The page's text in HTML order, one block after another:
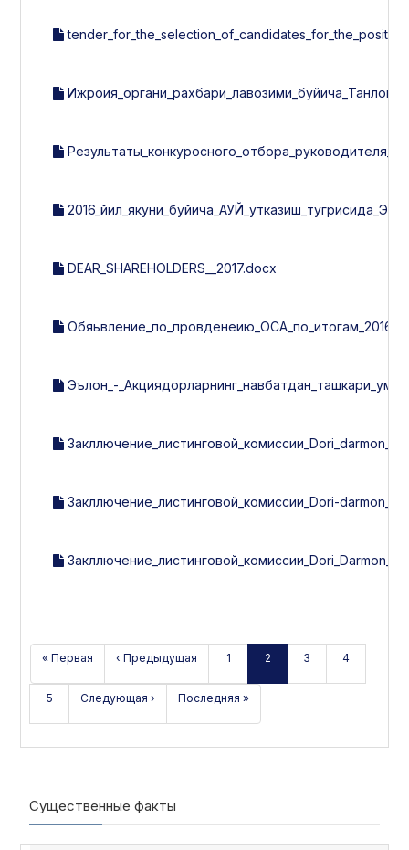
DEAR_SHAREHOLDERS__2017.docx
Эълон_-
Закллючение_листинговой_комиссии_Dori-
« Первая ‹ Предыдущая 1 2 3 4
5 Следующая › Последняя »
Существенные факты